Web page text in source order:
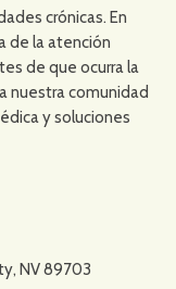
crónicas. En
de la atención
de que ocurra la
nuestra comunidad
y soluciones
NV 89703